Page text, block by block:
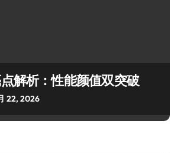
解析：性能颜值双突破
22, 2026